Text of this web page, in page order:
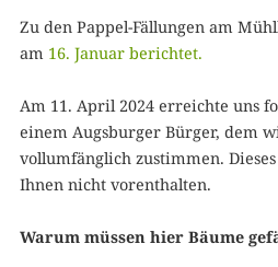
Zu den Pappel-Fällungen am
am 16. Januar berichtet.
Am 11. April 2024 erreichte uns
einem Augsburger Bürger, dem
vollumfänglich zustimmen.
Ihnen nicht vorenthalten.
Warum müssen hier Bäume